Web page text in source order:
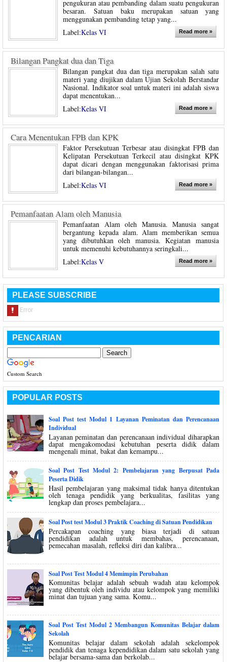
pengukuran atau pembanding dalam suatu pengukuran
besaran. Satuan baku merupakan satuan yang
menggunakan pembanding tetap yang...
Label:Kelas VI Read more »
Bilangan Pangkat dua dan Tiga
Bilangan pangkat dua dan tiga merupakan salah satu
materi yang diujikan dalam Ujian Sekolah Berstandar
Nasional. Indikator soal untuk materi ini adalah siswa
dapat menentukan...
Label:Kelas VI Read more »
Cara Menentukan FPB dan KPK
Faktor Persekutuan Terbesar atau disingkat FPB dan
Kelipatan Persekutuan Terkecil atau disingkat KPK
dapat dicari dengan menggunakan faktorisasi prima
dari bilangan-bilangan...
Label:Kelas VI Read more »
Pemanfaatan Alam oleh Manusia
Pemanfaatan Alam oleh Manusia. Manusia sangat
bergantung kepada alam. Alam memberikan semua
yang dibutuhkan oleh manusia. Kegiatan manusia
untuk memenuhi kebutuhannya seringkali...
Label:Kelas V Read more »
PLEASE SUBSCRIBE
PENCARIAN
Custom Search
POPULAR POSTS
Soal Post test Modul 1 Layanan Peminatan dan Perencanaan
Individual
Layanan peminatan dan perencanaan individual diharapkan
dapat mengakomodasi kebutuhan peserta didik dalam
mengenali minat, bakat dan kemampu...
Soal Post Test Modul 2: Pembelajaran yang Berpusat Pada
Peserta Didik
Hasil pembelajaran yang maksimal tidak hanya ditentukan
oleh tenaga pendidik yang berkualitas, fasilitas yang
lengkap dan proses pembelajara...
Soal Post test Modul 3 Praktik Coaching di Satuan Pendidikan
Percakapan coaching yang biasa terjadi di satuan
pendidikan adalah untuk membahas, perencanaan,
pemecahan masalah, refleksi diri dan kalibra...
Soal Post Test Modul 4 Memimpin Perubahan
Komunitas belajar adalah sebuah wadah atau kelompok
yang dibentuk oleh individu atau kelompok yang memiliki
minat dan tujuan yang sama. Komu...
Soal Post Test Modul 2 Membangun Komunitas Belajar dalam
Sekolah
Komunitas belajar dalam sekolah adalah sekelompok
pendidik dan tenaga kependidikan dalam satu sekolah yang
belajar bersama-sama dan berkolab...